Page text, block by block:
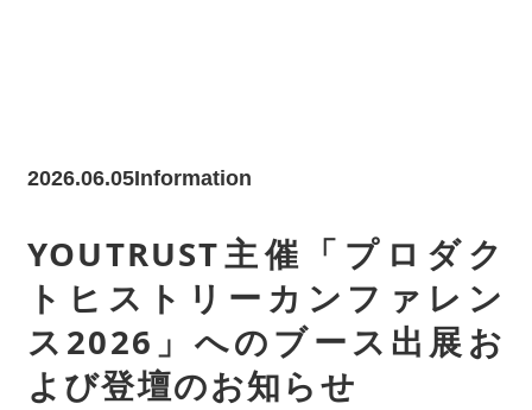
2026.06.05Information
YOUTRUST主催「プロダク
トヒストリーカンファレン
ス2026」へのブース出展お
よび登壇のお知らせ